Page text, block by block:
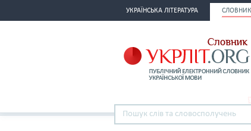
УКРАЇНСЬКА ЛІТЕРАТУРА СЛОВНИК